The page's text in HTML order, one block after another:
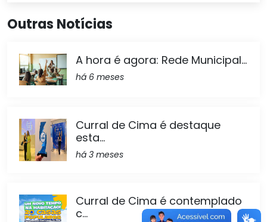
Outras Notícias
A hora é agora: Rede Municipal...
há 6 meses
Curral de Cima é destaque
esta...
há 3 meses
Curral de Cima é contemplado
c...